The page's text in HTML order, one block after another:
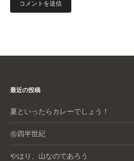
最近の投稿
夏といったらカレーでしょう！
㊗️四半世紀
やはり、山なのであろう